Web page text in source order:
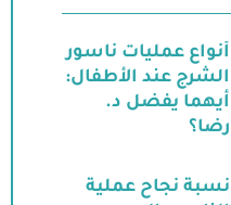
أنواع عمليات ناسور
الشرج عند الأطفال:
أيهما يفضل د.
رضا؟
نسبة نجاح عملية